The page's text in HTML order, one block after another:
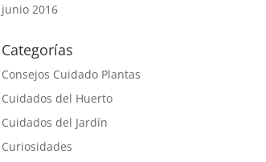
junio 2016
Categorías
Consejos Cuidado Plantas
Cuidados del Huerto
Cuidados del Jardín
Curiosidades